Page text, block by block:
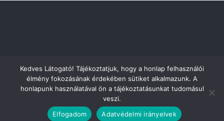
Dokumentumtár
@ 2026 Szegedi Tájfutó és Környezetvédő Egyesület
Kedves Látogató! Tájékoztatjuk, hogy a honlap felhasználói
élmény fokozásának érdekében sütiket alkalmazunk. A
honlapunk használatával ön a tájékoztatásunkat tudomásul
veszi.
Elfogadom
Adatvédelmi irányelvek